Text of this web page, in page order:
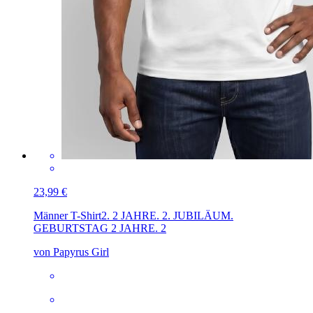
23,99 €
Männer T-Shirt2. 2 JAHRE. 2. JUBILÄUM.
GEBURTSTAG 2 JAHRE. 2
von Papyrus Girl